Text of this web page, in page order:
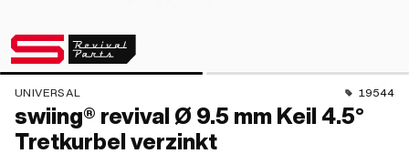
UNIVERSAL 19544
swiing® revival Ø 9.5 mm Keil 4.5°
Tretkurbel verzinkt